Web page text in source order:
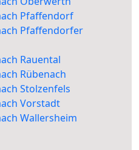
Pfaffendorf
Pfaffendorfer
Rauental
Rübenach
Stolzenfels
Vorstadt
Wallersheim